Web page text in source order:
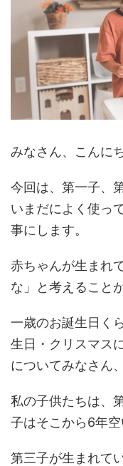
みなさん、こんにち
今回は、第一子、
いまだによく使っ
事にします。
赤ちゃんが生まれ
な」と考えること
一歳のお誕生日く
生日・クリスマス
についてみなさん
私の子供たちは、
子はそこから6年空
第三子が生まれて